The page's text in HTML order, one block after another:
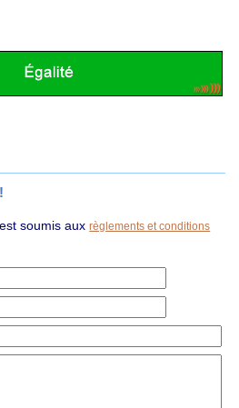
soumis auxrèglements et conditions